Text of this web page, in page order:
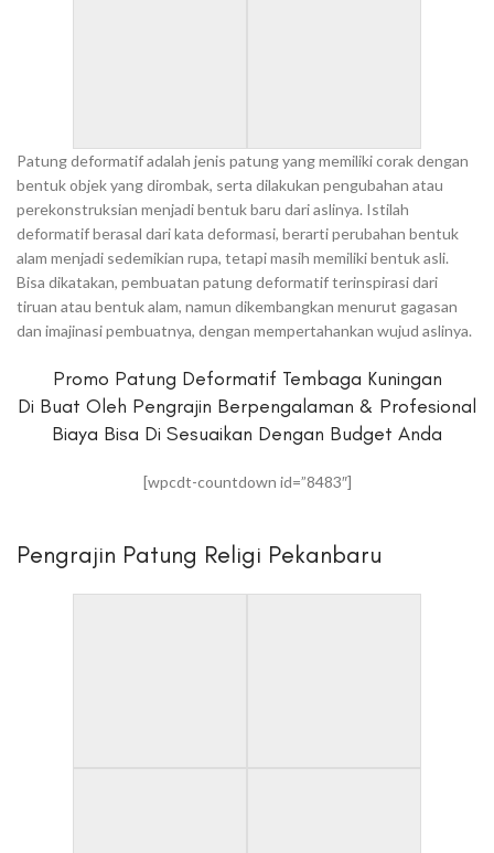
Patung deformatif adalah jenis patung yang memiliki corak dengan
bentuk objek yang dirombak, serta dilakukan pengubahan atau
perekonstruksian menjadi bentuk baru dari aslinya. Istilah
deformatif berasal dari kata deformasi, berarti perubahan bentuk
alam menjadi sedemikian rupa, tetapi masih memiliki bentuk asli.
Bisa dikatakan, pembuatan patung deformatif terinspirasi dari
tiruan atau bentuk alam, namun dikembangkan menurut gagasan
dan imajinasi pembuatnya, dengan mempertahankan wujud aslinya.
Promo Patung Deformatif Tembaga Kuningan
Di Buat Oleh Pengrajin Berpengalaman & Profesional
Biaya Bisa Di Sesuaikan Dengan Budget Anda
[wpcdt-countdown id=”8483″]
Pengrajin Patung Religi Pekanbaru